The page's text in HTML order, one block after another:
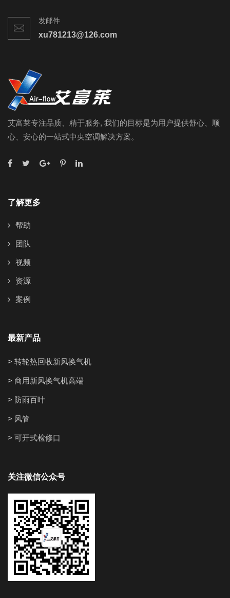
发邮件
xu781213@126.com
艾富莱专注品质、精于服务, 我们的目标是为用户提供舒心、顺
心、安心的一站式中央空调解决方案。
了解更多
帮助
团队
视频
资源
案例
最新产品
> 转轮热回收新风换气机
> 商用新风换气机高端
> 防雨百叶
> 风管
> 可开式检修口
关注微信公众号